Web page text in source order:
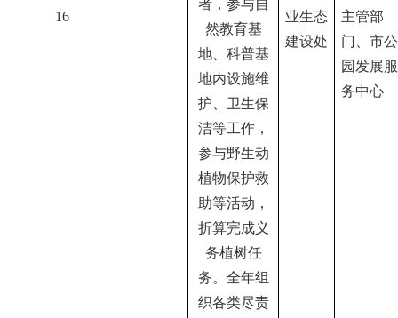
16
者，参与自
然教育基
地、科普基
地内设施维
护、卫生保
洁等工作，
参与野生动
植物保护救
助等活动，
折算完成义
务植树任
务。全年组
织各类尽责
业生态
建设处
主管部
门、市公
园发展服
务中心